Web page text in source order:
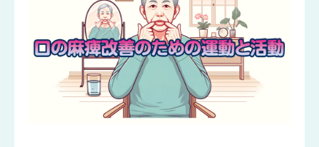
プラン・料金一覧
よくあるご質問